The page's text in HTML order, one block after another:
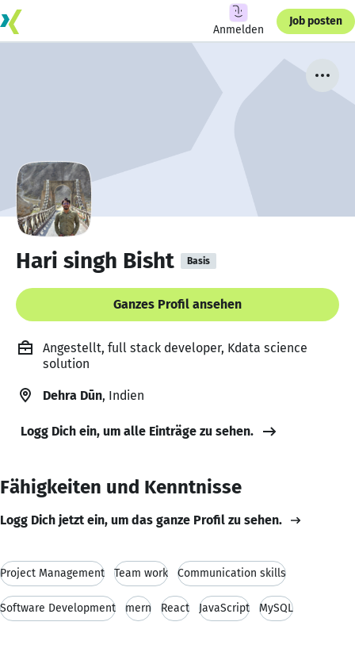
Anmelden
Job posten
Hari singh Bisht Basis
Ganzes Profil ansehen
Angestellt, full stack developer, Kdata science
solution
Dehra Dūn, Indien
Logg Dich ein, um alle Einträge zu sehen.
Fähigkeiten und Kenntnisse
Logg Dich jetzt ein, um das ganze Profil zu sehen.
Project Management Team work Communication skills
Software Development mern React JavaScript MySQL